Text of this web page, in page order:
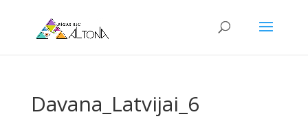
Davana_Latvijai_6